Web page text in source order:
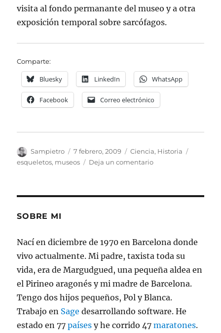
visita al fondo permanante del museo y a otra
exposición temporal sobre sarcófagos.
Comparte:
Bluesky LinkedIn WhatsApp
Facebook Correo electrónico
Autor
Sampietro
Publicado
el
7 febrero, 2009 Categorías
Ciencia, Historia
esqueletos, museos Deja un comentarioen
SOBRE MI
Nací en diciembre de 1970 en Barcelona donde
vivo actualmente. Mi padre, taxista toda su
vida, era de Margudgued, una pequeña aldea en
el Pirineo aragonés y mi madre de Barcelona.
Tengo dos hijos pequeños, Pol y Blanca.
Trabajo en Sage desarrollando software. He
estado en 77países y he corrido 47maratones.